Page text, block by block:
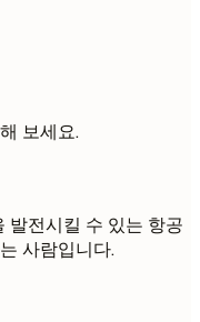
보세요.
발전시킬 수 있는 항공
사람입니다.